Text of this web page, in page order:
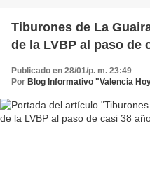
Tiburones de La
de la LVBP al paso de
Publicado en 28/01/p. m. 23:49
Por Blog Informativo "Valencia